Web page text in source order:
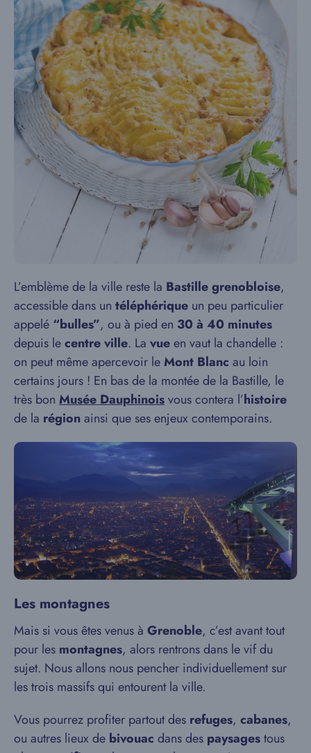
L’emblème de la ville reste la Bastille grenobloise,
accessible dans un téléphérique un peu particulier
appelé “bulles”, ou à pied en 30 à 40 minutes
depuis lecentre ville. La vueen vaut la chandelle :
on peut même apercevoir leMont Blanc au loin
certains jours ! En bas de la montée de la Bastille, le
très bon Musée Dauphinoisvous contera l’histoire
de la régionainsi que ses enjeux contemporains.
Les montagnes
Mais si vous êtes venus à Grenoble, c’est avant tout
pour les montagnes, alors rentrons dans le vif du
sujet. Nous allons nous pencher individuellement sur
les trois massifs qui entourent la ville.
Vous pourrez profiter partout des refuges, cabanes,
ou autres lieux de bivouac dans des paysagestous